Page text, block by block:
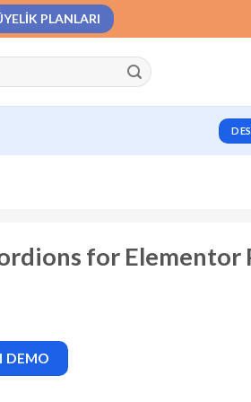
PLANLARI
for Elementor
DEMO